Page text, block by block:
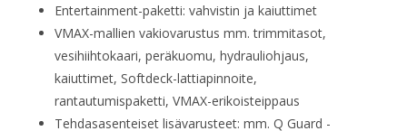
Entertainment-paketti: vahvistin ja kaiuttimet
VMAX-mallien vakiovarustus mm. trimmitasot,
vesihiihtokaari, peräkuomu, hydrauliohjaus,
kaiuttimet, Softdeck-lattiapinnoite,
rantautumispaketti, VMAX-erikoisteippaus
Tehdasasenteiset lisävarusteet: mm. Q Guard -